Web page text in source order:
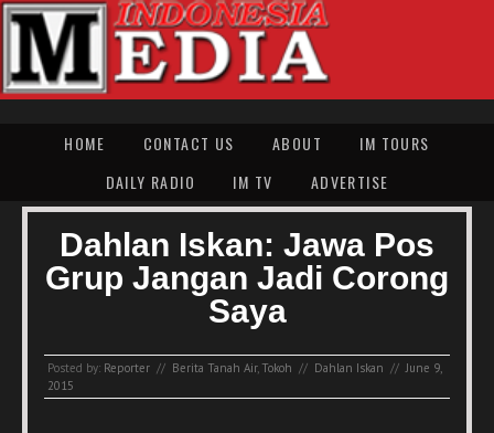
HOME CONTACT US ABOUT
IM TOURS
DAILY RADIO
IM TV ADVERTISE
Dahlan Iskan: Jawa Pos
Grup Jangan Jadi Corong
Saya
Posted by: Reporter // Berita Tanah Air, Tokoh // Dahlan Iskan // June 9,
2015